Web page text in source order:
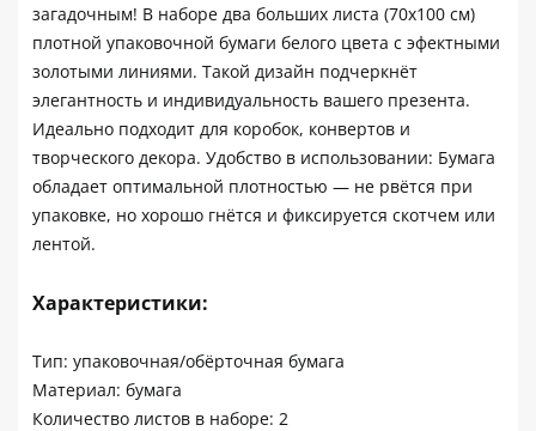
загадочным! В наборе два больших листа (70х100 см)
плотной упаковочной бумаги белого цвета с эфектными
золотыми линиями. Такой дизайн подчеркнёт
элегантность и индивидуальность вашего презента.
Идеально подходит для коробок, конвертов и
творческого декора. Удобство в использовании: Бумага
обладает оптимальной плотностью — не рвётся при
упаковке, но хорошо гнётся и фиксируется скотчем или
лентой.
Характеристики:
Тип: упаковочная/обёрточная бумага
Материал: бумага
Количество листов в наборе: 2